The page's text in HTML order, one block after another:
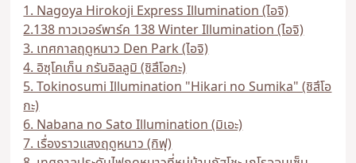
1. Nagoya Hirokoji Express Illumination (ไอจิ)
2.138 ทาวเวอร์พาร์ค 138 Winter Illumination (ไอจิ)
3. เทศกาลฤดูหนาว Den Park (ไอจิ)
4. อิซุโคเก็น กรันอิลลูมิ (ชิสึโอกะ)
5. Tokinosumi Illumination "Hikari no Sumika" (ชิสึโอ
กะ)
6. Nabana no Sato Illumination (มิเอะ)
7. เรื่องราวแสงฤดูหนาว (กิฟุ)